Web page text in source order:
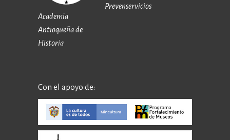
Academia
Antioqueña de
Historia
Prevenservicios
Con el apoyo de: